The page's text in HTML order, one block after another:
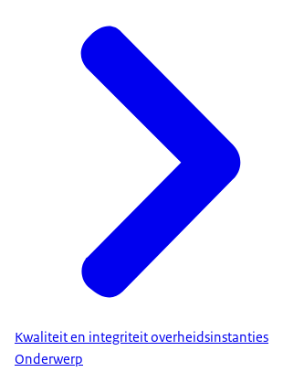
Kwaliteit en integriteit overheidsinstanties
Onderwerp